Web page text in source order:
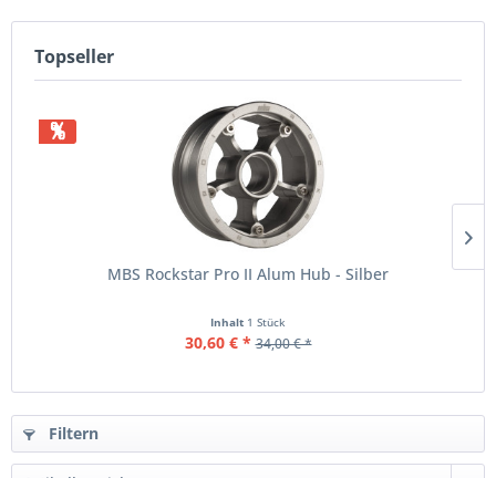
Topseller
%
MBS Rockstar Pro II Alum Hub - Silber
Inhalt 1 Stück
30,60 € * 34,00 € *
Filtern